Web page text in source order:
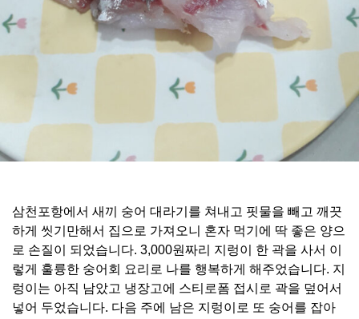
삼천포항에서 새끼 숭어 대라기를 쳐내고 핏물을 빼고 깨끗
하게 씻기만해서 집으로 가져오니 혼자 먹기에 딱 좋은 양으
로 손질이 되었습니다. 3,000원짜리 지렁이 한 곽을 사서 이
렇게 훌륭한 숭어회 요리로 나를 행복하게 해주었습니다. 지
렁이는 아직 남았고 냉장고에 스티로폼 접시로 곽을 덮어서
넣어 두었습니다. 다음 주에 남은 지렁이로 또 숭어를 잡아